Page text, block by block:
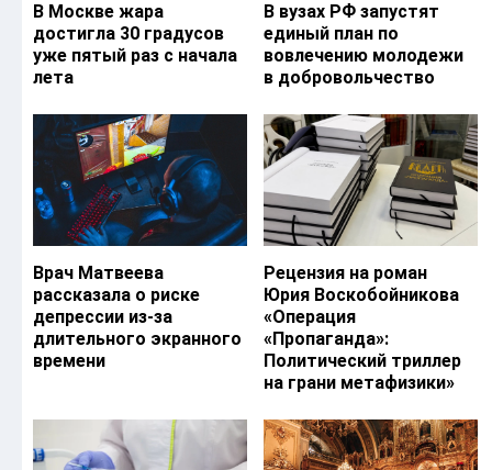
В Москве жара
достигла 30 градусов
уже пятый раз с начала
лета
В вузах РФ запустят
единый план по
вовлечению молодежи
в добровольчество
Врач Матвеева
рассказала о риске
депрессии из-за
длительного экранного
времени
Рецензия на роман
Юрия Воскобойникова
«Операция
«Пропаганда»:
Политический триллер
на грани метафизики»